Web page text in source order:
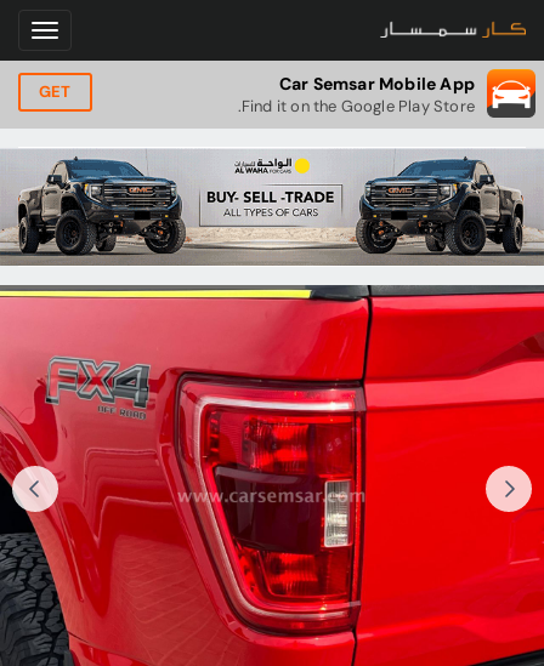
Car Semsar Mobile App
Find it on the Google Play Store.
GET